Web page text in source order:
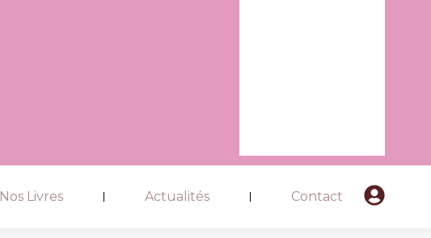
Nos Livres Actualités Contact